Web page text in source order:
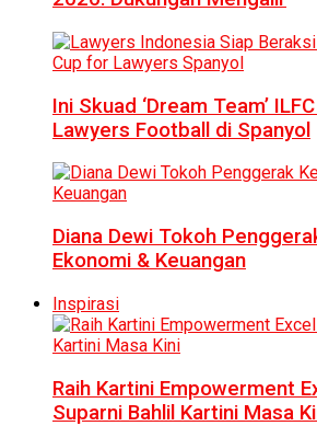
Ini Skuad ‘Dream Team’
Lawyers Football di Spanyol
Diana Dewi Tokoh
Ekonomi & Keuangan
Inspirasi
Raih Kartini Empowerment
Suparni Bahlil Kartini Masa